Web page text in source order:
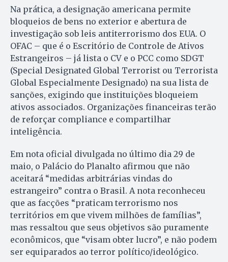
Na prática, a designação americana permite
bloqueios de bens no exterior e abertura de
investigação sob leis antiterrorismo dos EUA. O
OFAC – que é o Escritório de Controle de Ativos
Estrangeiros – já lista o CV e o PCC como SDGT
(Special Designated Global Terrorist ou Terrorista
Global Especialmente Designado) na sua lista de
sanções, exigindo que instituições bloqueiem
ativos associados. Organizações financeiras terão
de reforçar compliance e compartilhar
inteligência.
Em nota oficial divulgada no último dia 29 de
maio, o Palácio do Planalto afirmou que não
aceitará “medidas arbitrárias vindas do
estrangeiro” contra o Brasil. A nota reconheceu
que as facções “praticam terrorismo nos
territórios em que vivem milhões de famílias”,
mas ressaltou que seus objetivos são puramente
econômicos, que “visam obter lucro”, e não podem
ser equiparados ao terror político/ideológico.